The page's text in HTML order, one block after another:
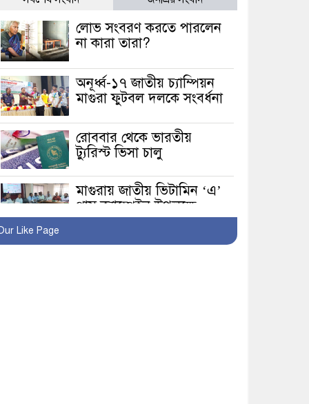
লোভ সংবরণ করতে পারলেন
না কারা তারা?
অনূর্ধ্ব-১৭ জাতীয় চ্যাম্পিয়ন
মাগুরা ফুটবল দলকে সংবর্ধনা
রোববার থেকে ভারতীয়
ট্যুরিস্ট ভিসা চালু
মাগুরায় জাতীয় ভিটামিন ‘এ’
প্লাস ক্যাম্পেইন উপলক্ষে
সাংবাদিক অবহিতকরণ
Like Page